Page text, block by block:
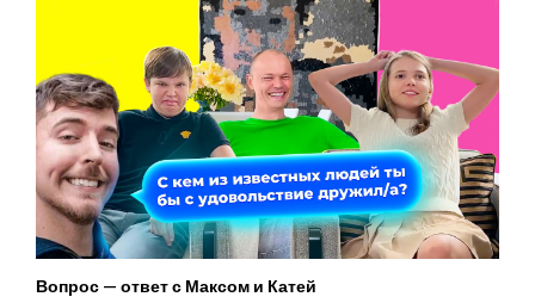
Вопрос — ответ с Максом и Катей